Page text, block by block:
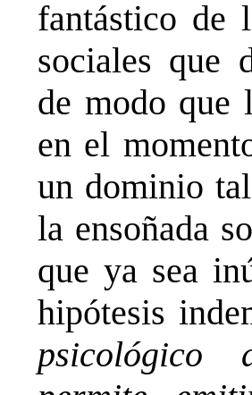
fantástico de
sociales que
de modo que
en el
un dominio
la ensoñada
que ya sea
hipótesis